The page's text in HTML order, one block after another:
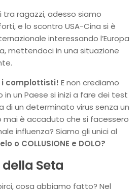
tra ragazzi, adesso siamo
e lo scontro USA-Cina si è
interessando l’Europa
mettendoci in una situazione
i complottisti! E non crediamo
in un Paese si inizi a fare dei test
di un determinato virus senza un
mai è accaduto che si facessero
influenza? Siamo gli unici al
o COLLUSIONE e DOLO?
Seta
cosa abbiamo fatto? Nel